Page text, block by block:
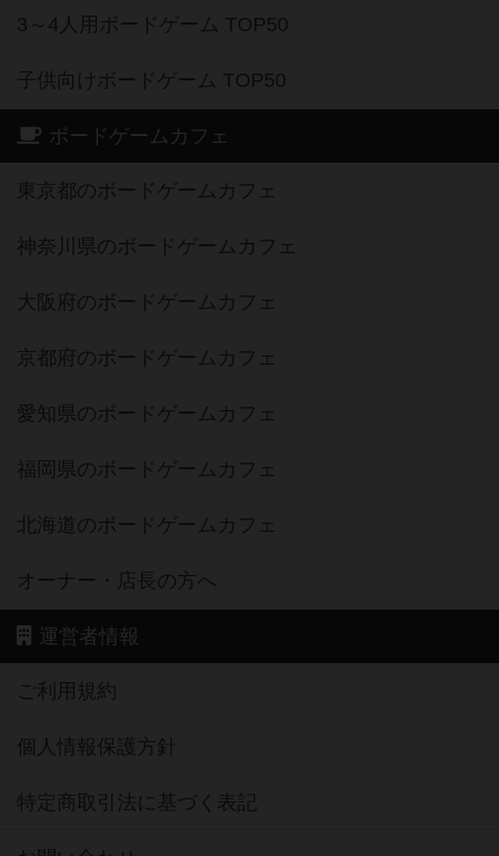
3～4人用ボードゲーム TOP50
子供向けボードゲーム TOP50
ボードゲームカフェ
東京都のボードゲームカフェ
神奈川県のボードゲームカフェ
大阪府のボードゲームカフェ
京都府のボードゲームカフェ
愛知県のボードゲームカフェ
福岡県のボードゲームカフェ
北海道のボードゲームカフェ
オーナー・店長の方へ
運営者情報
ご利用規約
個人情報保護方針
特定商取引法に基づく表記